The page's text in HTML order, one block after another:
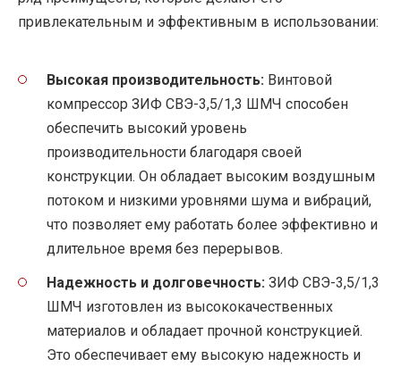
привлекательным и эффективным в использовании:
Высокая производительность: Винтовой
компрессор ЗИФ СВЭ-3,5/1,3 ШМЧ способен
обеспечить высокий уровень
производительности благодаря своей
конструкции. Он обладает высоким воздушным
потоком и низкими уровнями шума и вибраций,
что позволяет ему работать более эффективно и
длительное время без перерывов.
Надежность и долговечность: ЗИФ СВЭ-3,5/1,3
ШМЧ изготовлен из высококачественных
материалов и обладает прочной конструкцией.
Это обеспечивает ему высокую надежность и